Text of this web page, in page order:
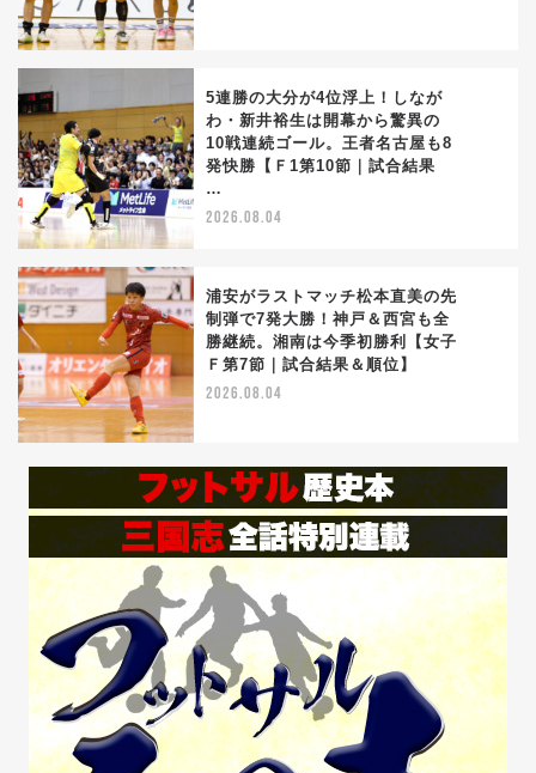
5連勝の大分が4位浮上！しなが
わ・新井裕生は開幕から驚異の
10戦連続ゴール。王者名古屋も8
発快勝【Ｆ1第10節｜試合結果
…
2026.08.04
浦安がラストマッチ松本直美の先
制弾で7発大勝！神戸＆西宮も全
勝継続。湘南は今季初勝利【女子
Ｆ第7節｜試合結果＆順位】
2026.08.04